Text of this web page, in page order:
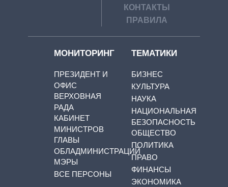
КОНТАКТЫ
ПРАВИЛА
МОНИТОРИНГ
ПРЕЗИДЕНТ И
ОФИС
ВЕРХОВНАЯ
РАДА
КАБИНЕТ
МИНИСТРОВ
ГЛАВЫ
ОБЛАДМИНИСТРАЦИЙ
МЭРЫ
ВСЕ ПЕРСОНЫ
ТЕМАТИКИ
БИЗНЕС
КУЛЬТУРА
НАУКА
НАЦИОНАЛЬНАЯ
БЕЗОПАСНОСТЬ
ОБЩЕСТВО
ПОЛИТИКА
ПРАВО
ФИНАНСЫ
ЭКОНОМИКА